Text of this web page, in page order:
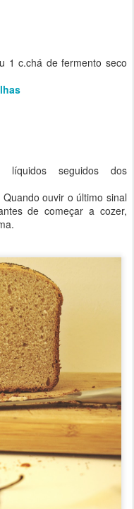
1 c.chá de fermento seco
líquidos seguidos dos
ouvir o último sinal
de começar a cozer,